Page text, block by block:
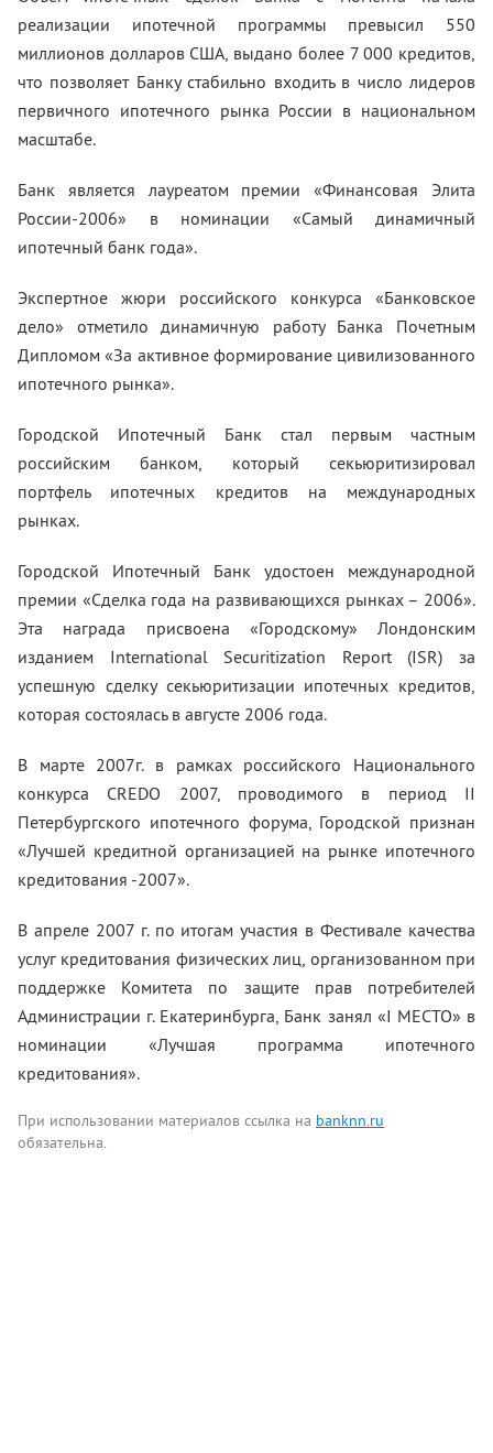
реализации ипотечной программы превысил 550
миллионов долларов США, выдано более 7 000 кредитов,
что позволяет Банку стабильно входить в число лидеров
первичного ипотечного рынка России в национальном
масштабе.
Банк является лауреатом премии «Финансовая Элита
России-2006» в номинации «Самый динамичный
ипотечный банк года».
Экспертное жюри российского конкурса «Банковское
дело» отметило динамичную работу Банка Почетным
Дипломом «За активное формирование цивилизованного
ипотечного рынка».
Городской Ипотечный Банк стал первым частным
российским банком, который секьюритизировал
портфель ипотечных кредитов на международных
рынках.
Городской Ипотечный Банк удостоен международной
премии «Сделка года на развивающихся рынках – 2006».
Эта награда присвоена «Городскому» Лондонским
изданием International Securitization Report (ISR) за
успешную сделку секьюритизации ипотечных кредитов,
которая состоялась в августе 2006 года.
В марте 2007г. в рамках российского Национального
конкурса CREDO 2007, проводимого в период II
Петербургского ипотечного форума, Городской признан
«Лучшей кредитной организацией на рынке ипотечного
кредитования -2007».
В апреле 2007 г. по итогам участия в Фестивале качества
услуг кредитования физических лиц, организованном при
поддержке Комитета по защите прав потребителей
Администрации г. Екатеринбурга, Банк занял «I МЕСТО» в
номинации «Лучшая программа ипотечного
кредитования».
При использовании материалов ссылка на banknn.ru
обязательна.